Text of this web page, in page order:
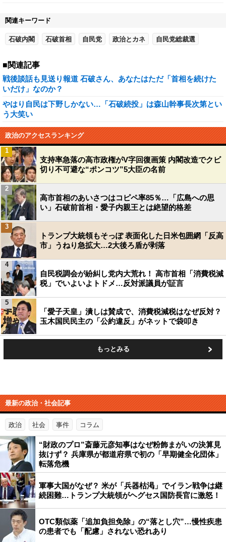
関連キーワード
石破内閣 石破首相 自民党 政治とカネ 自民党総裁選
■関連記事
戦後談話も見送り報道 石破さん、あなたはただ「首相を続けた
いだけ」なのか？
やはり自民は下野しかない…「石破続投」は森山幹事長次第とい
う大笑い
政治のアクセスランキング
支持率急落の高市政権がV字回復画策 内閣改造でクビ
切り不可避な“ポンコツ”5大臣の名前
1
高市首相のあいさつはコピペ率85％…「広島への思
い」石破前首相・愛子内親王とは絶望的格差
2
トランプ大統領もそっぽ 表面化した日米包囲網「反高
市」うねり急拡大…2大後ろ盾が剥落
3
自民税調会が紛糾し党内大荒れ！ 高市首相「消費税減
税」でいよいよトドメ…反対派議員が証言
4
「愛子天皇」潰しは賛成で、消費税減税はなぜ反対？
玉木国民民主の「公約違反」がネットで袋叩き
5
もっとみる
最新の政治・社会記事
政治 社会 事件 コラム
“財政のプロ”斎藤元彦知事はなぜ粉飾まがいの決算見
抜けず？ 兵庫県が都道府県で初の「早期健全化団体」
転落危機
軍事大国がなぜ？ 米が「兵器枯渇」でイラン戦争は継
続困難…トランプ大統領がヘグセス国防長官に激怒！
OTC類似薬「追加負担免除」の“落とし穴”…慢性疾患
の患者でも「配慮」されない恐れあり